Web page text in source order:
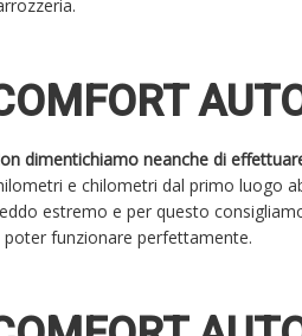
dimentichiamo neanche di
e chilometri dal primo luogo
estremo e per questo
poter funzionare perfettamente.